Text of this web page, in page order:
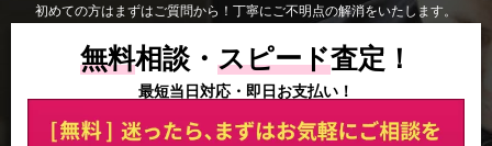
初めての方はまずはご質問から！丁寧にご不明点の解消をいたします。
無料相談・ スピード査定！
最短当日対応・即日お支払い！